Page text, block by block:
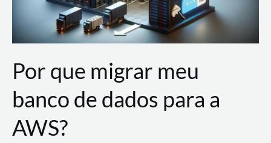
Por que migrar meu
banco de dados para a
AWS?